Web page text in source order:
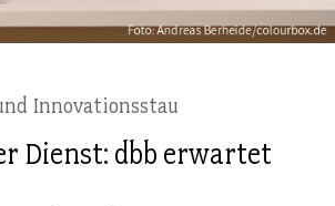
Innovationsstau
Dienst: dbb erwartet